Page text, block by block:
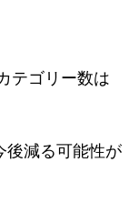
テゴリー数は
後減る可能性が